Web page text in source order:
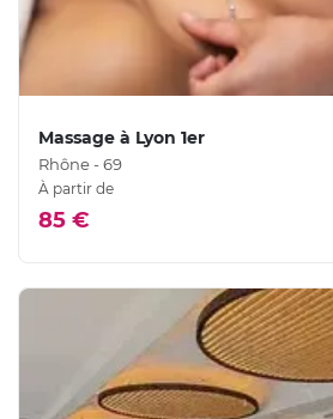
Massage à Lyon 1er
Rhône - 69
À partir de
85 €